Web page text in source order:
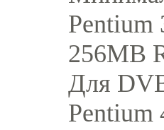
256MB
Для
Pentium